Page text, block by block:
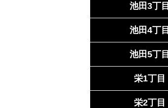
池田3丁目
池田4丁目
池田5丁目
栄1丁目
栄2丁目